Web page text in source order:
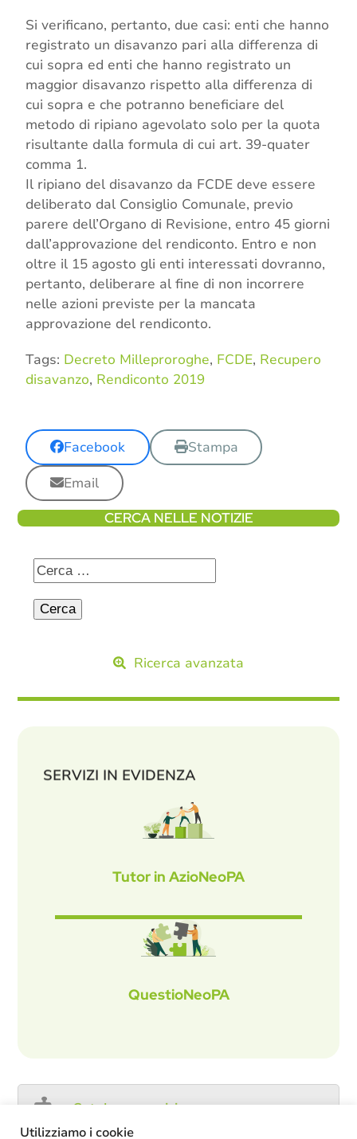
Si verificano, pertanto, due casi: enti che hanno
registrato un disavanzo pari alla differenza di
cui sopra ed enti che hanno registrato un
maggior disavanzo rispetto alla differenza di
cui sopra e che potranno beneficiare del
metodo di ripiano agevolato solo per la quota
risultante dalla formula di cui art. 39-quater
comma 1.
Il ripiano del disavanzo da FCDE deve essere
deliberato dal Consiglio Comunale, previo
parere dell’Organo di Revisione, entro 45 giorni
dall’approvazione del rendiconto. Entro e non
oltre il 15 agosto gli enti interessati dovranno,
pertanto, deliberare al fine di non incorrere
nelle azioni previste per la mancata
approvazione del rendiconto.
Tags: Decreto Milleproroghe, FCDE, Recupero
disavanzo, Rendiconto 2019
Facebook
Stampa
Email
CERCA NELLE NOTIZIE
Ricerca avanzata
SERVIZI IN EVIDENZA
Tutor in AzioNeoPA
QuestioNeoPA
Catalogo servizi
Utilizziamo i cookie